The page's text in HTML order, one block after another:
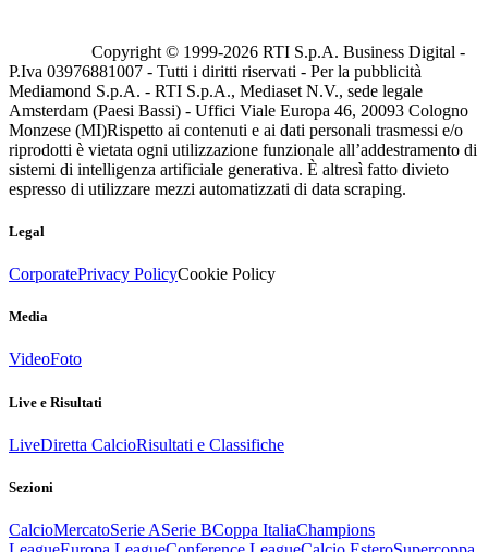
Copyright © 1999-2026 RTI S.p.A. Business Digital -
P.Iva 03976881007 - Tutti i diritti riservati - Per la pubblicità
Mediamond S.p.A. - RTI S.p.A., Mediaset N.V., sede legale
Amsterdam (Paesi Bassi) - Uffici Viale Europa 46, 20093 Cologno
Monzese (MI)Rispetto ai contenuti e ai dati personali trasmessi e/o
riprodotti è vietata ogni utilizzazione funzionale all’addestramento di
sistemi di intelligenza artificiale generativa. È altresì fatto divieto
espresso di utilizzare mezzi automatizzati di data scraping.
Legal
CorporatePrivacy PolicyCookie Policy
Media
VideoFoto
Live e Risultati
LiveDiretta CalcioRisultati e Classifiche
Sezioni
CalcioMercatoSerie ASerie BCoppa ItaliaChampions